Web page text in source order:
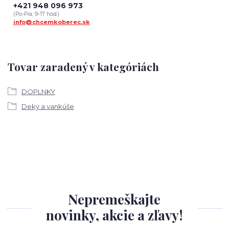
Tovar zaradený v kategóriách
DOPLNKY
Deky a vankúše
+421 948 096 973
(Po-Pia, 9-17 hod.)
info@chcemkoberec.sk
Nepremeškajte
novinky, akcie a zľavy!